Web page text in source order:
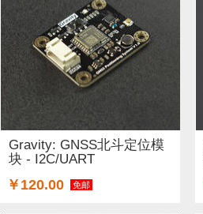
Gravity: GNSS北斗定位模
块 - I2C/UART
￥120.00 免邮